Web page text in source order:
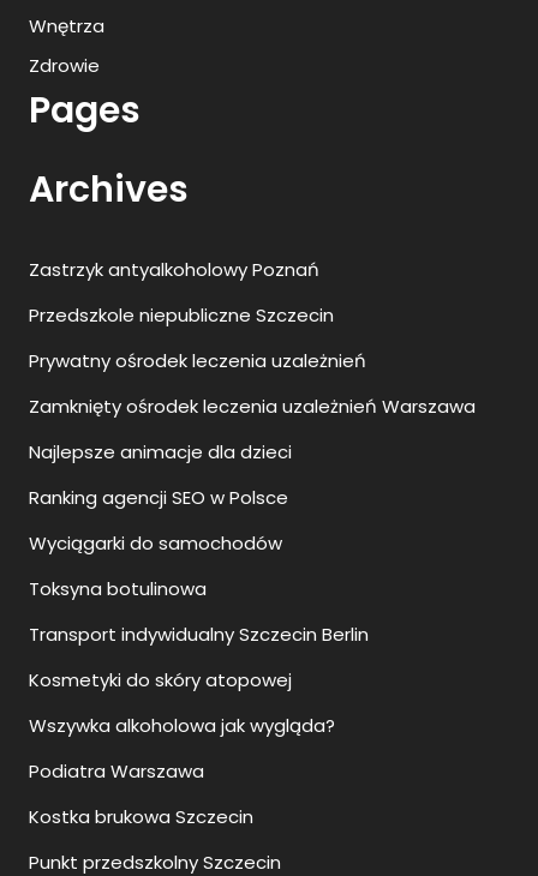
Wnętrza
Zdrowie
Pages
Archives
Zastrzyk antyalkoholowy Poznań
Przedszkole niepubliczne Szczecin
Prywatny ośrodek leczenia uzależnień
Zamknięty ośrodek leczenia uzależnień Warszawa
Najlepsze animacje dla dzieci
Ranking agencji SEO w Polsce
Wyciągarki do samochodów
Toksyna botulinowa
Transport indywidualny Szczecin Berlin
Kosmetyki do skóry atopowej
Wszywka alkoholowa jak wygląda?
Podiatra Warszawa
Kostka brukowa Szczecin
Punkt przedszkolny Szczecin